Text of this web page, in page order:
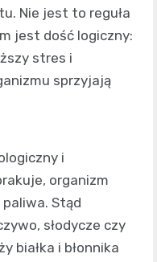
Nie jest to reguła
jest dość logiczny:
stres i
sprzyjają
i
organizm
Stąd
słodycze czy
białka i błonnika